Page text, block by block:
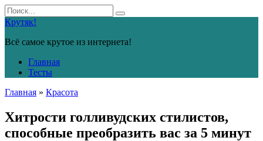
Перейти
к
контенту
Search
for:
Крутяк!
Всё самое крутое из интернета!
Главная
Тесты
Главная » Красота
Хитрости голливудских стилистов,
способные преобразить вас за 5 минут